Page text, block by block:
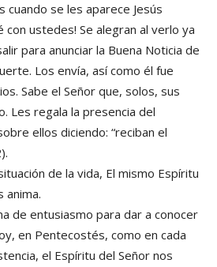
se les aparece Jesús
con ustedes! Se alegran al verlo ya
para anunciar la Buena Noticia de
Los envía, así como él fue
Sabe el Señor que, solos, sus
Les regala la presencia del
ellos diciendo: “reciban el
de la vida, El mismo Espíritu
anima.
de entusiasmo para dar a conocer
en Pentecostés, como en cada
el Espíritu del Señor nos